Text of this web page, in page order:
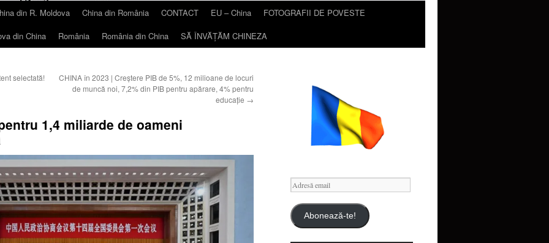
din R. Moldova China din România CONTACT EU – China
FOTOGRAFII DE POVESTE
din China România România din China SĂ ÎNVĂŢĂM CHINEZA
selectată!
CHINA în 2023 | Creștere PIB de 5%, 12 milioane de locuri
de muncă noi, 7,2% din PIB pentru apărare, 4% pentru
educație →
1,4 miliarde de oameni
Adresă
email
Abonează-te!